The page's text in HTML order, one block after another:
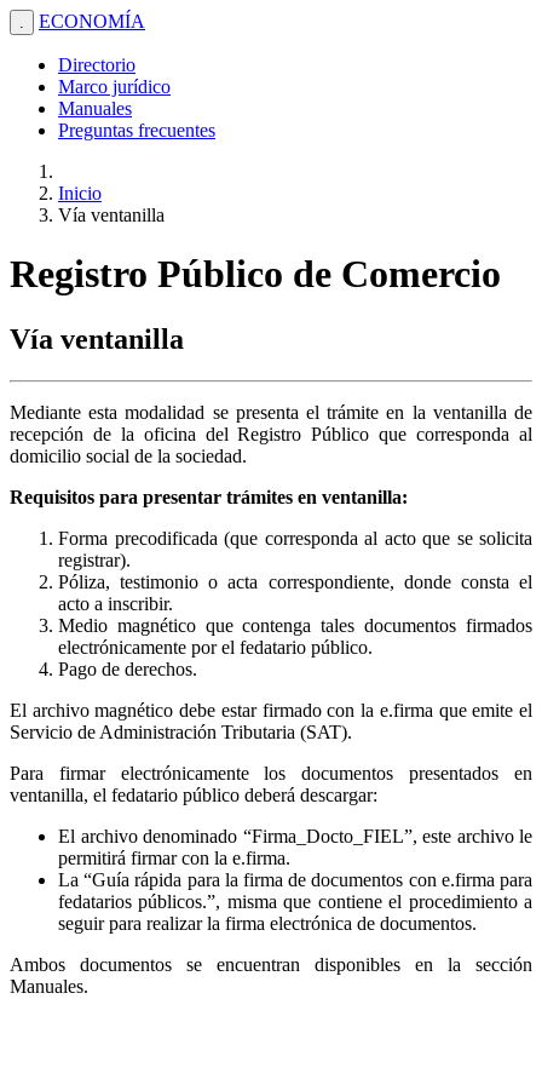
. ECONOMÍA
Directorio
Marco jurídico
Manuales
Preguntas frecuentes
Inicio
Vía ventanilla
Registro Público de Comercio
Vía ventanilla
Mediante esta modalidad se presenta el trámite en la ventanilla de
recepción de la oficina del Registro Público que corresponda al
domicilio social de la sociedad.
Requisitos para presentar trámites en ventanilla:
Forma precodificada (que corresponda al acto que se solicita
registrar).
Póliza, testimonio o acta correspondiente, donde consta el
acto a inscribir.
Medio magnético que contenga tales documentos firmados
electrónicamente por el fedatario público.
Pago de derechos.
El archivo magnético debe estar firmado con la e.firma que emite el
Servicio de Administración Tributaria (SAT).
Para firmar electrónicamente los documentos presentados en
ventanilla, el fedatario público deberá descargar:
El archivo denominado “Firma_Docto_FIEL”, este archivo le
permitirá firmar con la e.firma.
La “Guía rápida para la firma de documentos con e.firma para
fedatarios públicos.”, misma que contiene el procedimiento a
seguir para realizar la firma electrónica de documentos.
Ambos documentos se encuentran disponibles en la sección
Manuales.